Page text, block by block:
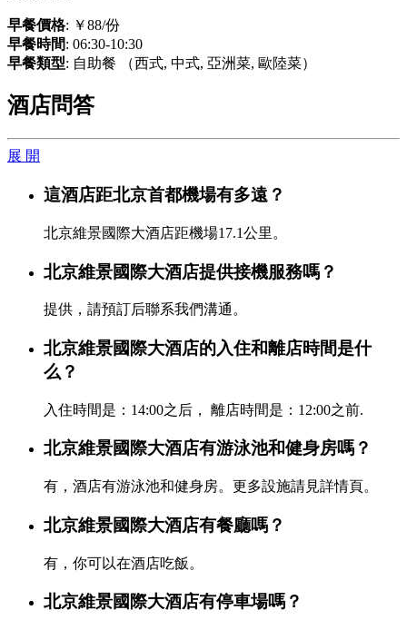
早餐價格: ￥88/份
早餐時間: 06:30-10:30
早餐類型: 自助餐 （西式, 中式, 亞洲菜, 歐陸菜）
酒店問答
展 開
這酒店距北京首都機場有多遠？
北京維景國際大酒店距機場17.1公里。
北京維景國際大酒店提供接機服務嗎？
提供，請預訂后聯系我們溝通。
北京維景國際大酒店的入住和離店時間是什
么？
入住時間是：14:00之后， 離店時間是：12:00之前.
北京維景國際大酒店有游泳池和健身房嗎？
有，酒店有游泳池和健身房。更多設施請見詳情頁。
北京維景國際大酒店有餐廳嗎？
有，你可以在酒店吃飯。
北京維景國際大酒店有停車場嗎？